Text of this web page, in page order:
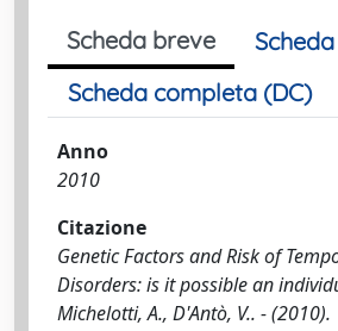
Scheda breve
Scheda completa (DC)
Anno
2010
Citazione
Genetic Factors and Risk of
Disorders: is it possible an
Michelotti, A., D'Antò, V.. - (2010).